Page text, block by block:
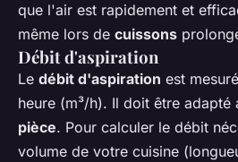
que l'air est rapidement et
même lors de cuissons
Débit d'aspiration
Le débit d'aspiration est
heure (m³/h). Il doit être adapté
pièce. Pour calculer le débit
volume de votre cuisine